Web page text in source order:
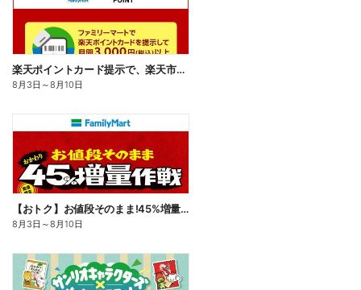
楽天ポイントカード提示で、楽天市場でのお買い物がおトクに!
8月3日 ～8月10日
【おトク】お値段そのまま!45%増量作戦!
8月3日 ～8月10日